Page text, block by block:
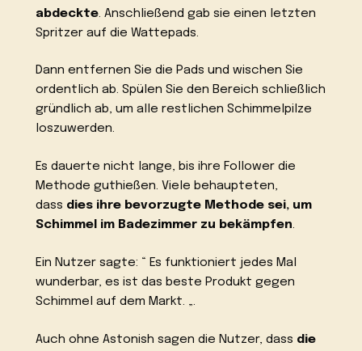
abdeckte. Anschließend gab sie einen letzten
Spritzer auf die Wattepads.
Dann entfernen Sie die Pads und wischen Sie
ordentlich ab. Spülen Sie den Bereich schließlich
gründlich ab, um alle restlichen Schimmelpilze
loszuwerden.
Es dauerte nicht lange, bis ihre Follower die
Methode guthießen. Viele behaupteten,
dass dies ihre bevorzugte Methode sei, um
Schimmel im Badezimmer zu bekämpfen.
Ein Nutzer sagte: “ Es funktioniert jedes Mal
wunderbar, es ist das beste Produkt gegen
Schimmel auf dem Markt. „.
Auch ohne Astonish sagen die Nutzer, dass die